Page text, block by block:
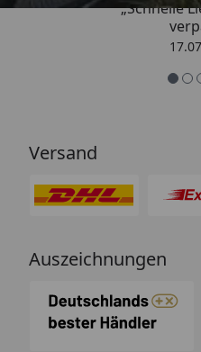
„Schnelle
Versand
Auszeichnungen